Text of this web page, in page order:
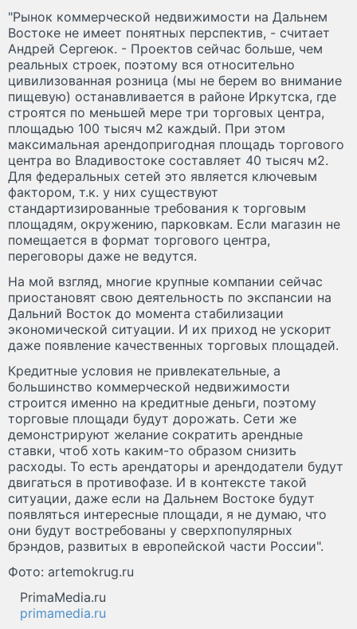
"Рынок коммерческой недвижимости на Дальнем
Востоке не имеет понятных перспектив, - считает
Андрей Сергеюк. - Проектов сейчас больше, чем
реальных строек, поэтому вся относительно
цивилизованная розница (мы не берем во внимание
пищевую) останавливается в районе Иркутска, где
строятся по меньшей мере три торговых центра,
площадью 100 тысяч м2 каждый. При этом
максимальная арендопригодная площадь торгового
центра во Владивостоке составляет 40 тысяч м2.
Для федеральных сетей это является ключевым
фактором, т.к. у них существуют
стандартизированные требования к торговым
площадям, окружению, парковкам. Если магазин не
помещается в формат торгового центра,
переговоры даже не ведутся.
На мой взгляд, многие крупные компании сейчас
приостановят свою деятельность по экспансии на
Дальний Восток до момента стабилизации
экономической ситуации. И их приход не ускорит
даже появление качественных торговых площадей.
Кредитные условия не привлекательные, а
большинство коммерческой недвижимости
строится именно на кредитные деньги, поэтому
торговые площади будут дорожать. Сети же
демонстрируют желание сократить арендные
ставки, чтоб хоть каким-то образом снизить
расходы. То есть арендаторы и арендодатели будут
двигаться в противофазе. И в контексте такой
ситуации, даже если на Дальнем Востоке будут
появляться интересные площади, я не думаю, что
они будут востребованы у сверхпопулярных
брэндов, развитых в европейской части России".
Фото: artemokrug.ru
PrimaMedia.ru
primamedia.ru